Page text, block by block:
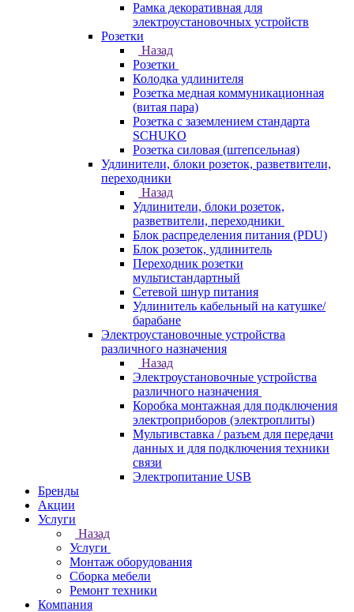
Рамка декоративная для
электроустановочных устройств
Розетки
Назад
Розетки
Колодка удлинителя
Розетка медная коммуникационная
(витая пара)
Розетка с заземлением стандарта
SCHUKO
Розетка силовая (штепсельная)
Удлинители, блоки розеток, разветвители,
переходники
Назад
Удлинители, блоки розеток,
разветвители, переходники
Блок распределения питания (PDU)
Блок розеток, удлинитель
Переходник розетки
мультистандартный
Сетевой шнур питания
Удлинитель кабельный на катушке/
барабане
Электроустановочные устройства
различного назначения
Назад
Электроустановочные устройства
различного назначения
Коробка монтажная для подключения
электроприборов (электроплиты)
Мультивставка / разъем для передачи
данных и для подключения техники
связи
Электропитание USB
Бренды
Акции
Услуги
Назад
Услуги
Монтаж оборудования
Сборка мебели
Ремонт техники
Компания